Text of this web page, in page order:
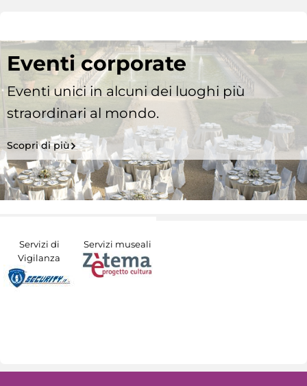
Eventi corporate
Eventi unici in alcuni dei luoghi più
straordinari al mondo.
Scopri di più
Servizi di
Vigilanza
Servizi museali